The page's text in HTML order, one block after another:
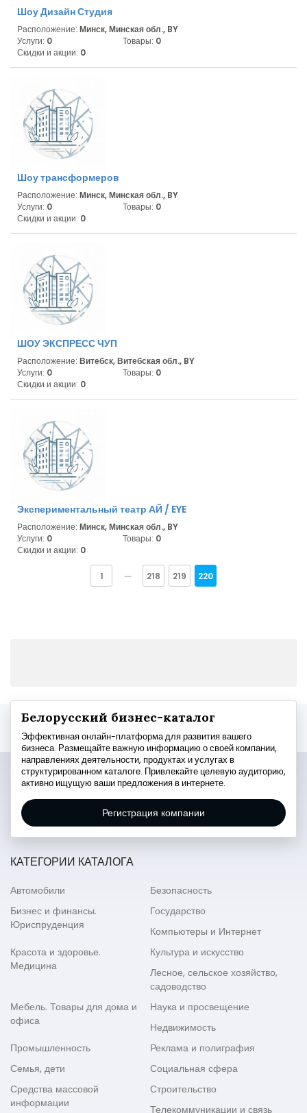
Шоу Дизайн Студия
Расположение: Минск, Минская обл., BY
Услуги: 0 Товары: 0
Скидки и акции: 0
Шоу трансформеров
Расположение: Минск, Минская обл., BY
Услуги: 0 Товары: 0
Скидки и акции: 0
ШОУ ЭКСПРЕСС ЧУП
Расположение: Витебск, Витебская обл., BY
Услуги: 0 Товары: 0
Скидки и акции: 0
Экспериментальный театр АЙ / EYE
Расположение: Минск, Минская обл., BY
Услуги: 0 Товары: 0
Скидки и акции: 0
1 ··· 218 219 220
Белорусский бизнес-каталог
Эффективная онлайн-платформа для развития вашего
бизнеса. Размещайте важную информацию о своей компании,
направлениях деятельности, продуктах и услугах в
структурированном каталоге. Привлекайте целевую аудиторию,
активно ищущую ваши предложения в интернете.
Регистрация компании
КАТЕГОРИИ КАТАЛОГА
Автомобили
Безопасность
Бизнес и финансы.
Юриспруденция
Государство
Компьютеры и Интернет
Красота и здоровье.
Медицина
Культура и искусство
Лесное, сельское хозяйство,
садоводство
Мебель. Товары для дома и
офиса
Наука и просвещение
Недвижимость
Промышленность
Реклама и полиграфия
Семья, дети
Социальная сфера
Средства массовой
информации
Строительство
Телекоммуникации и связь